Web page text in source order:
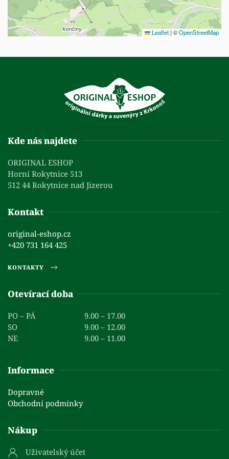
Leaflet | ©OpenStreetMap
Kde nás najdete
ORIGINAL ESHOP
Horní Rokytnice 513
512 44 Rokytnice nad Jizerou
Kontakt
original-eshop.cz
+420 731 164 425
KONTAKTY
Otevírací doba
PO – PÁ
9.00 – 17.00
SO
9.00 – 12.00
NE
9.00 – 11.00
Informace
Dopravné
Obchodní podmínky
Nákup
Uživatelský účet